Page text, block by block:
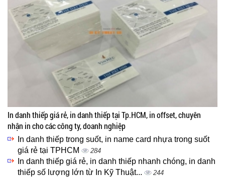
In danh thiếp giá rẻ, in danh thiếp tại Tp.HCM, in offset, chuyên
nhận in cho các công ty, doanh nghiệp
In danh thiếp trong suốt, in name card nhựa trong suốt
giá rẻ tại TPHCM
284
In danh thiếp giá rẻ, in danh thiếp nhanh chóng, in danh
thiếp số lượng lớn từ In Kỹ Thuật...
244